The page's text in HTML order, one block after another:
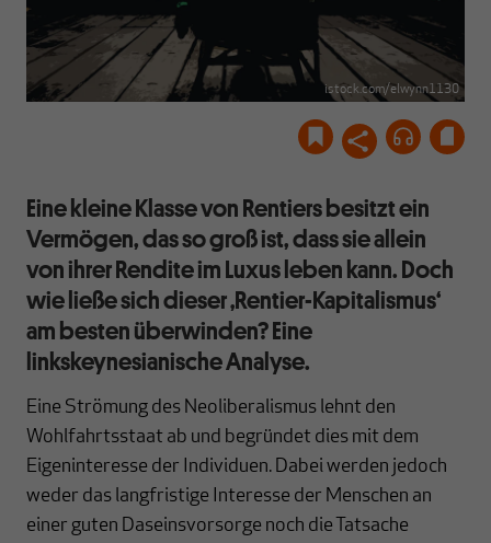
istock.com/elwynn1130
Eine kleine Klasse von Rentiers besitzt ein
Vermögen, das so groß ist, dass sie allein
von ihrer Rendite im Luxus leben kann. Doch
wie ließe sich dieser ‚Rentier-Kapitalismus‘
am besten überwinden? Eine
linkskeynesianische Analyse.
Eine Strömung des Neoliberalismus lehnt den
Wohlfahrtsstaat ab und begründet dies mit dem
Eigeninteresse der Individuen. Dabei werden jedoch
weder das langfristige Interesse der Menschen an
einer guten Daseinsvorsorge noch die Tatsache